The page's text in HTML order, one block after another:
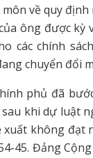
về quy
ông được kỳ
các chính
chuyển đổi
phủ đã
khi dự luật
xuất không đạt
45. Đảng